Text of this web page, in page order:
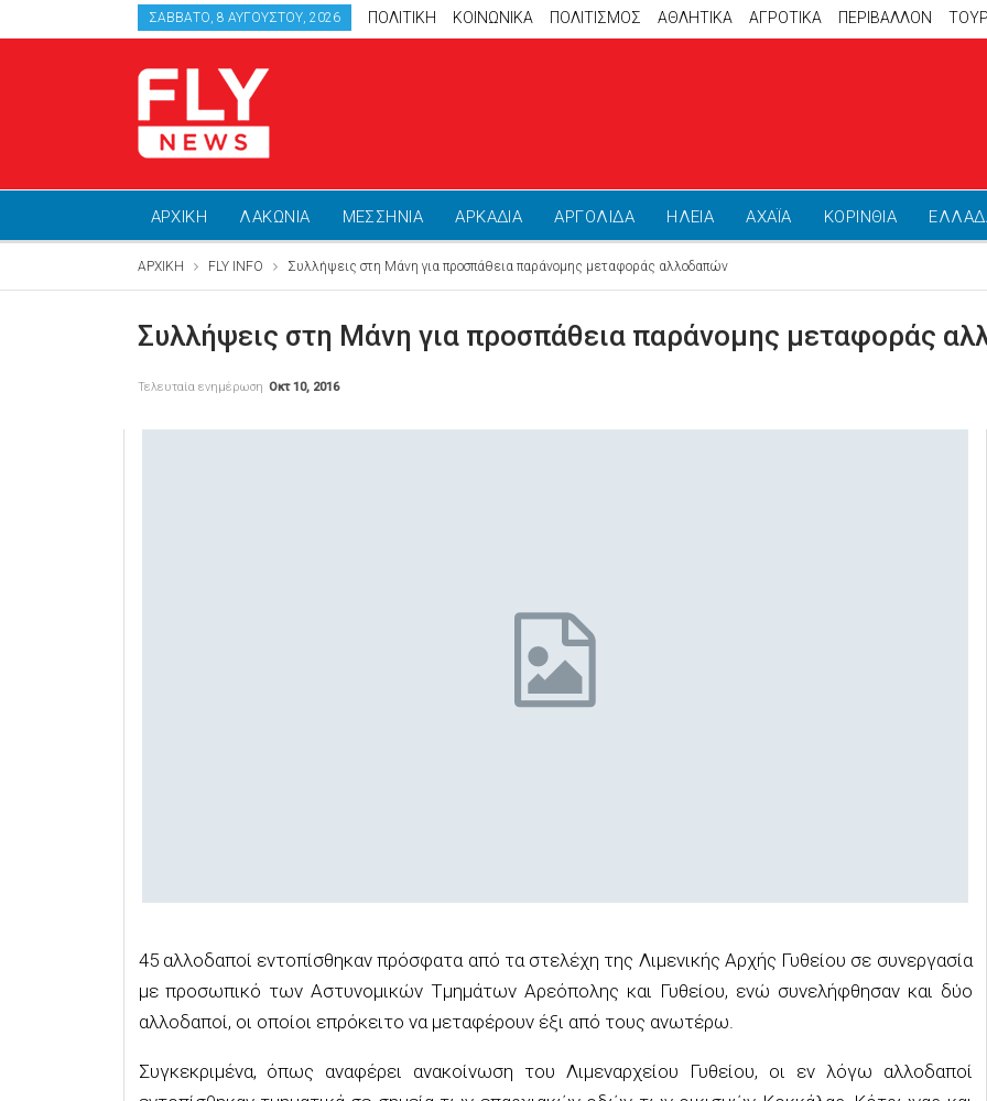
ΣΆΒΒΑΤΟ, 8 ΑΥΓΟΎΣΤΟΥ, 2026 ΠΟΛΙΤΙΚΗ ΚΟΙΝΩΝΙΚΑ ΠΟΛΙΤΙΣΜΟΣ ΑΘΛΗΤΙΚΆ ΑΓΡΟΤΙΚΑ ΠΕΡΙΒΑΛΛΟΝ
ΑΡΧΙΚΗ ΛΑΚΩΝΙΑ ΜΕΣΣΗΝΙΑ ΑΡΚΑΔΙΑ ΑΡΓΟΛΙΔΑ ΗΛΕΙΑ ΑΧΑΪΑ ΚΟΡΙΝΘΙΑ
ΑΡΧΙΚΗ FLY INFO Συλλήψεις στη Μάνη για προσπάθεια παράνομης μεταφοράς αλλοδαπών
Συλλήψεις στη Μάνη για προσπάθεια παράνομης μεταφοράς
Τελευταία ενημέρωση Οκτ 10, 2016
45 αλλοδαποί εντοπίσθηκαν πρόσφατα από τα στελέχη της Λιμενικής Αρχής Γυθείου σε συνεργασία
με προσωπικό των Αστυνομικών Τμημάτων Αρεόπολης και Γυθείου, ενώ συνελήφθησαν και δύο
αλλοδαποί, οι οποίοι επρόκειτο να μεταφέρουν έξι από τους ανωτέρω.
Συγκεκριμένα, όπως αναφέρει ανακοίνωση του Λιμεναρχείου Γυθείου, οι εν λόγω αλλοδαποί